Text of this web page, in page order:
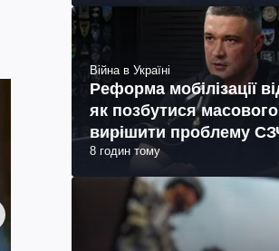
Війна в Україні
Реформа мобілізації
як позбутися
вирішити проблему
8 годин тому